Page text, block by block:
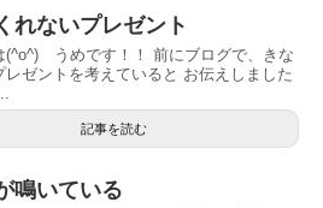
れないプレゼント
(^o^) うめです！！ 前にブログで、きな
レゼントを考えていると お伝えしました
記事を読む
鳴いている